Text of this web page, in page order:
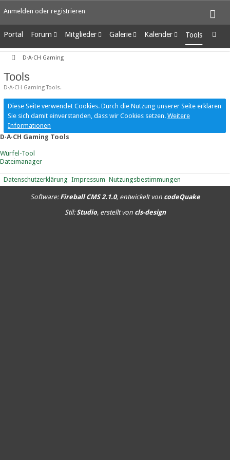
Anmelden oder registrieren
Portal Forum
Unerledigte Themen
Mitglieder
Letzte Aktivitäten
Galerie
Alben
Kalender
Wochenansicht
Tools
D·A·CH Gaming
Tools
D·A·CH Gaming Tools.
Diese Seite verwendet Cookies. Durch die Nutzung unserer Seite erklären
Sie sich damit einverstanden, dass wir Cookies setzen. Weitere
Informationen
D·A·CH Gaming Tools
Würfel-Tool
Dateimanager
Datenschutzerklärung Impressum Nutzungsbestimmungen
Software: Fireball CMS 2.1.0, entwickelt von codeQuake
Stil:Studio, erstellt von cls-design